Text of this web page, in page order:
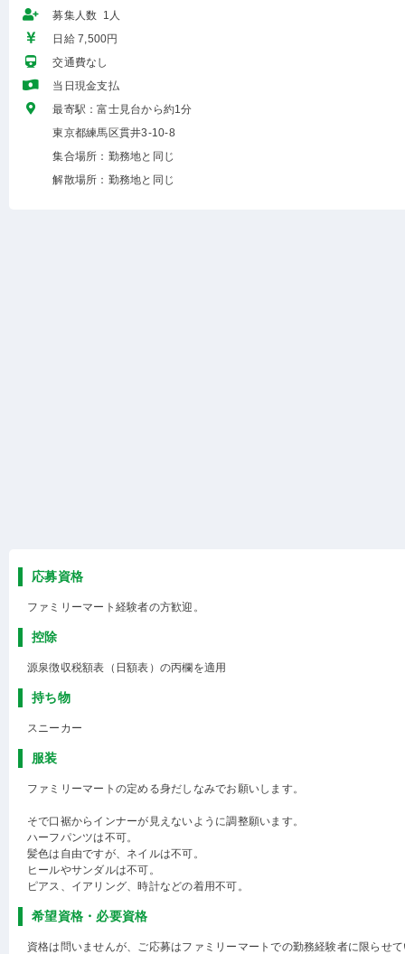
募集人数 1人
日給 7,500円
交通費なし
当日現金支払
最寄駅：富士見台から約1分
東京都練馬区貫井3-10-8
集合場所：勤務地と同じ
解散場所：勤務地と同じ
応募資格
ファミリーマート経験者の方歓迎。
控除
源泉徴収税額表（日額表）の丙欄を適用
持ち物
スニーカー
服装
ファミリーマートの定める身だしなみでお願いします。
そで口裾からインナーが見えないように調整願います。
ハーフパンツは不可。
髪色は自由ですが、ネイルは不可。
ヒールやサンダルは不可。
ピアス、イアリング、時計などの着用不可。
希望資格・必要資格
資格は問いませんが、ご応募はファミリーマートでの勤務経験者に限らせ